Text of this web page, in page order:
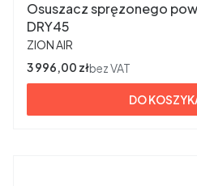
Osuszacz spręzonego
DRY45
PRODUCENT
ZION AIR
Cena
3 996,00 złbez VAT
DO